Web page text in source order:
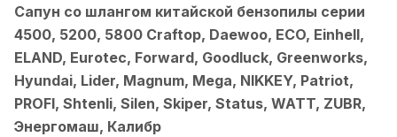
Сапун со шлангом китайской бензопилы серии
4500, 5200, 5800 Craftop, Daewoo, ECO, Einhell,
ELAND, Eurotec, Forward, Goodluck, Greenworks,
Hyundai, Lider, Magnum, Mega, NIKKEY, Patriot,
PROFI, Shtenli, Silen, Skiper, Status, WATT, ZUBR,
Энергомаш, Калибр